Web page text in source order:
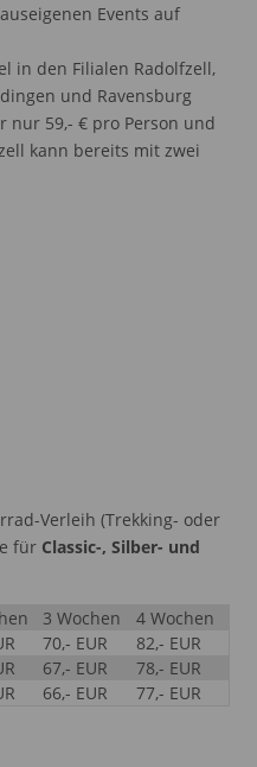
Events auf
in den Filialen Radolfzell,
und Ravensburg
nur 59,- € pro Person und
kann bereits mit zwei
Verleih (Trekking- oder
für Classic-, Silber- und
3 Wochen
4 Wochen
70,- EUR
82,- EUR
67,- EUR
78,- EUR
66,- EUR 77,- EUR